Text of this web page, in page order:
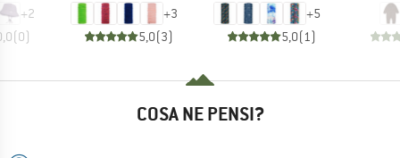
+2
(0)
+3
5,0(3)
+5
5,0(1 )
COSA NE PENSI?